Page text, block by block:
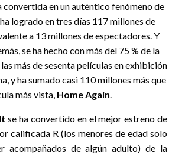
en un auténtico fenómeno de
logrado en tres días 117 millones de
a 13 millones de espectadores. Y
se ha hecho con más del 75 % de la
más de sesenta películas en exhibición
y ha sumado casi 110 millones más que
más vista, Home Again.
It se ha convertido en el mejor estreno de
calificada R (los menores de edad solo
acompañados de algún adulto) de la